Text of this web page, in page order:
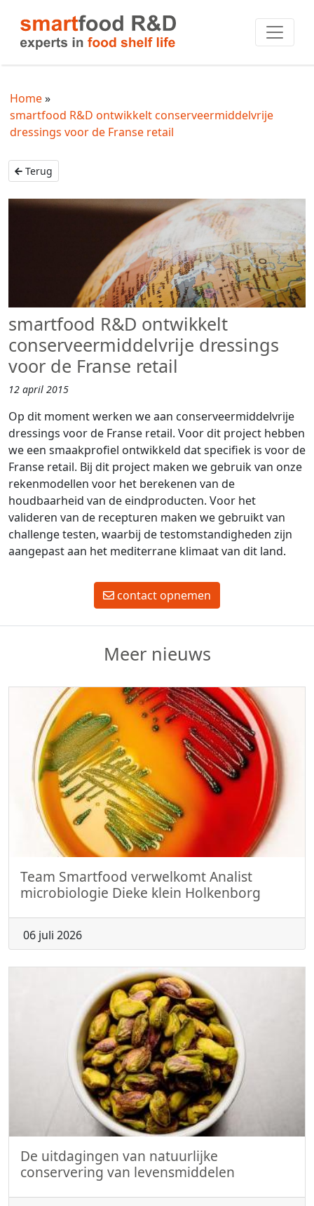
Home
smartfood R&D ontwikkelt conserveermiddelvrije
dressings voor de Franse retail
Terug
smartfood R&D ontwikkelt
conserveermiddelvrije dressings
voor de Franse retail
12 april 2015
Op dit moment werken we aan conserveermiddelvrije
dressings voor de Franse retail. Voor dit project hebben
we een smaakprofiel ontwikkeld dat specifiek is voor de
Franse retail. Bij dit project maken we gebruik van onze
rekenmodellen voor het berekenen van de
houdbaarheid van de eindproducten. Voor het
valideren van de recepturen maken we gebruikt van
challenge testen, waarbij de testomstandigheden zijn
aangepast aan het mediterrane klimaat van dit land.
contact opnemen
Meer nieuws
Team Smartfood verwelkomt Analist
microbiologie Dieke klein Holkenborg
06 juli 2026
De uitdagingen van natuurlijke
conservering van levensmiddelen